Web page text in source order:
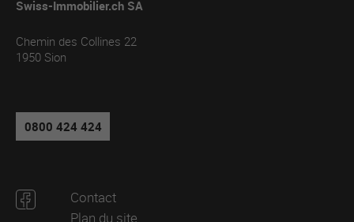
Swiss-Immobilier.ch SA
Chemin des Collines 22
1950 Sion
0800 424 424
Contact
Plan du site